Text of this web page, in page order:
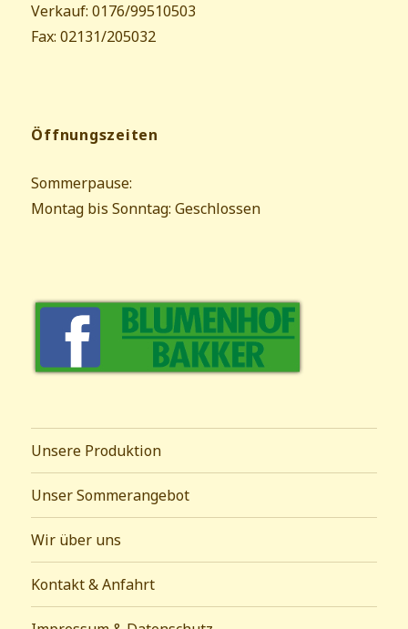
Verkauf: 0176/99510503
Fax: 02131/205032
Öffnungszeiten
Sommerpause:
Montag bis Sonntag: Geschlossen
Unsere Produktion
Unser Sommerangebot
Wir über uns
Kontakt & Anfahrt